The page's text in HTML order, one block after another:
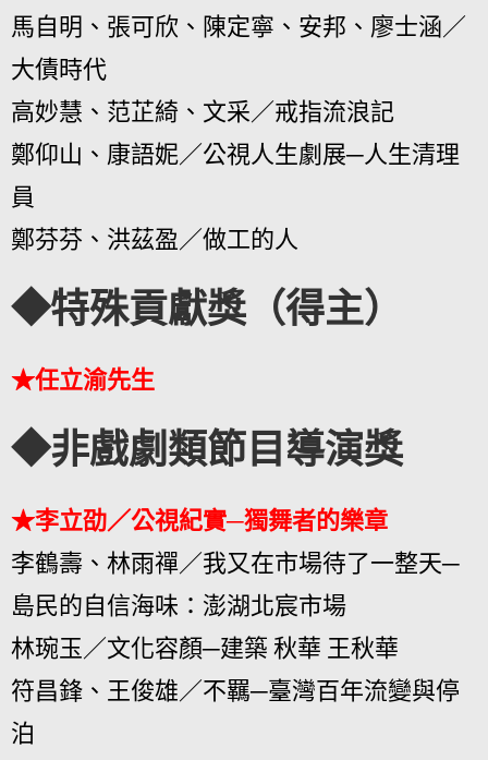
馬自明、張可欣、陳定寧、安邦、廖士涵／
大債時代
高妙慧、范芷綺、文采／戒指流浪記
鄭仰山、康語妮／公視人生劇展─人生清理
員
鄭芬芬、洪茲盈／做工的人
◆特殊貢獻獎（得主）
★任立渝先生
◆非戲劇類節目導演獎
★李立劭／公視紀實─獨舞者的樂章
李鶴壽、林雨禪／我又在市場待了一整天─
島民的自信海味：澎湖北宸市場
林琬玉／文化容顏─建築 秋華 王秋華
符昌鋒、王俊雄／不羈─臺灣百年流變與停
泊